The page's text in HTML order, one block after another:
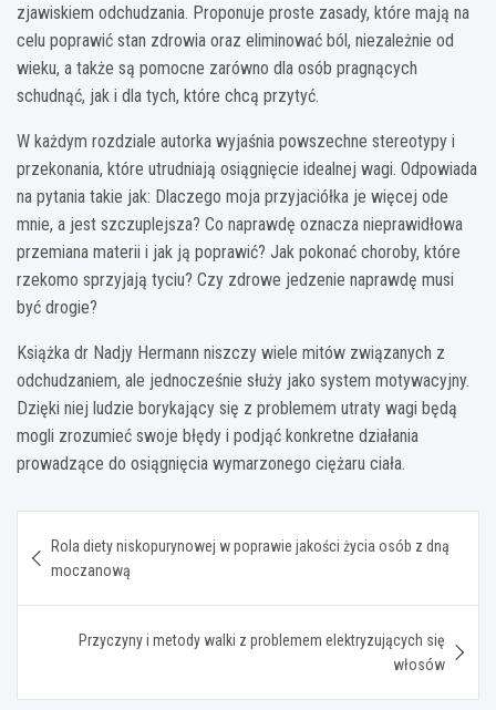
zjawiskiem odchudzania. Proponuje proste zasady, które mają na
celu poprawić stan zdrowia oraz eliminować ból, niezależnie od
wieku, a także są pomocne zarówno dla osób pragnących
schudnąć, jak i dla tych, które chcą przytyć.
W każdym rozdziale autorka wyjaśnia powszechne stereotypy i
przekonania, które utrudniają osiągnięcie idealnej wagi. Odpowiada
na pytania takie jak: Dlaczego moja przyjaciółka je więcej ode
mnie, a jest szczuplejsza? Co naprawdę oznacza nieprawidłowa
przemiana materii i jak ją poprawić? Jak pokonać choroby, które
rzekomo sprzyjają tyciu? Czy zdrowe jedzenie naprawdę musi
być drogie?
Książka dr Nadjy Hermann niszczy wiele mitów związanych z
odchudzaniem, ale jednocześnie służy jako system motywacyjny.
Dzięki niej ludzie borykający się z problemem utraty wagi będą
mogli zrozumieć swoje błędy i podjąć konkretne działania
prowadzące do osiągnięcia wymarzonego ciężaru ciała.
wpisu
Rola diety niskopurynowej w poprawie jakości życia osób z dną
moczanową
Przyczyny i metody walki z problemem elektryzujących się
włosów